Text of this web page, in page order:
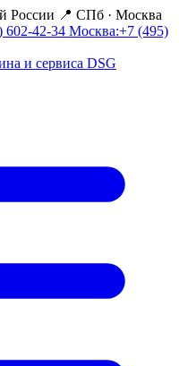
России 📍 СПб · Москва
602-42-34 Москва:+7 (495)